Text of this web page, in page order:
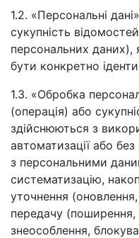
1.2. «Персональні
сукупність
персональних даних),
бути конкретно
1.3. «Обробка
(операція) або
здійснюються з
автоматизації або
з персональними
систематизацію,
уточнення
передачу (поширення,
знеособлення,